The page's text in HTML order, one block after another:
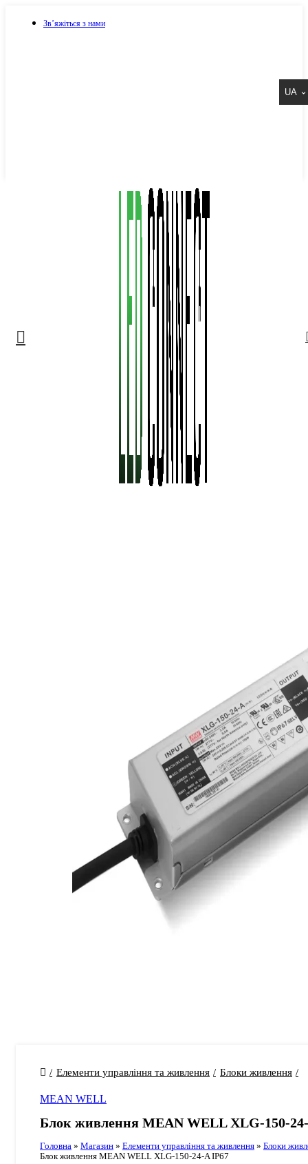
Зв’яжіться з нами
UA
Елементи управління та живлення Блоки живлення
MEAN WELL
Блок живлення MEAN WELL XLG-150-
Головна » Магазин » Елементи управління та живлення » Блоки
Блок живлення MEAN WELL XLG-150-24-A IP67